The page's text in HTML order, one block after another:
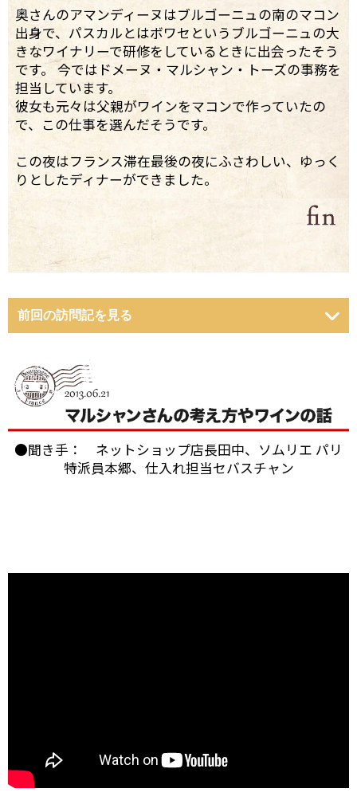
奥さんのアマンディーヌはブルゴーニュの南のマコン
出身で、パスカルとはボワセというブルゴーニュの大
きなワイナリーで研修をしているときに出会ったそう
です。 今ではドメーヌ・マルシャン・トーズの事務を
担当しています。
彼女も元々は父親がワインをマコンで作っていたの
で、この仕事を選んだそうです。
この夜はフランス滞在最後の夜にふさわしい、ゆっく
りとしたディナーができました。
前回の訪問記を見る
ワイン醸造に対する自身のフィロソフィ（哲学）を強
く持った志の高い醸造家でした。
今回は、他のお客様もいらっしゃりとても忙しい中私
●聞き手： ネットショップ店長田中、ソムリエ パリ
特派員本郷、仕入れ担当セバスチャン